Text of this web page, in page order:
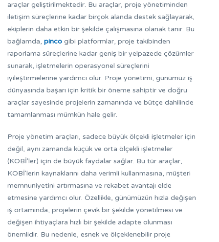
araçlar geliştirilmektedir. Bu araçlar, proje yönetiminden
iletişim süreçlerine kadar birçok alanda destek sağlayarak,
ekiplerin daha etkin bir şekilde çalışmasına olanak tanır. Bu
bağlamda, pinco gibi platformlar, proje takibinden
raporlama süreçlerine kadar geniş bir yelpazede çözümler
sunarak, işletmelerin operasyonel süreçlerini
iyileştirmelerine yardımcı olur. Proje yönetimi, günümüz iş
dünyasında başarı için kritik bir öneme sahiptir ve doğru
araçlar sayesinde projelerin zamanında ve bütçe dahilinde
tamamlanması mümkün hale gelir.
Proje yönetim araçları, sadece büyük ölçekli işletmeler için
değil, aynı zamanda küçük ve orta ölçekli işletmeler
(KOBİ'ler) için de büyük faydalar sağlar. Bu tür araçlar,
KOBİ'lerin kaynaklarını daha verimli kullanmasına, müşteri
memnuniyetini artırmasına ve rekabet avantajı elde
etmesine yardımcı olur. Özellikle, günümüzün hızla değişen
iş ortamında, projelerin çevik bir şekilde yönetilmesi ve
değişen ihtiyaçlara hızlı bir şekilde adapte olunması
önemlidir. Bu nedenle, esnek ve ölçeklenebilir proje